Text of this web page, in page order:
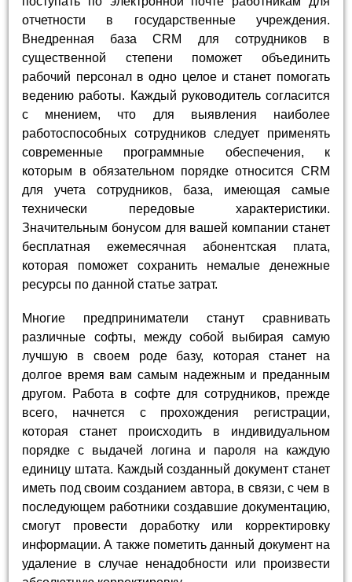
отчетности в государственные учреждения.
Внедренная база CRM для сотрудников в
существенной степени поможет объединить
рабочий персонал в одно целое и станет помогать
ведению работы. Каждый руководитель согласится
с мнением, что для выявления наиболее
работоспособных сотрудников следует применять
современные программные обеспечения, к
которым в обязательном порядке относится CRM
для учета сотрудников, база, имеющая самые
технически передовые характеристики.
Значительным бонусом для вашей компании станет
бесплатная ежемесячная абонентская плата,
которая поможет сохранить немалые денежные
ресурсы по данной статье затрат.
Многие предприниматели станут сравнивать
различные софты, между собой выбирая самую
лучшую в своем роде базу, которая станет на
долгое время вам самым надежным и преданным
другом. Работа в софте для сотрудников, прежде
всего, начнется с прохождения регистрации,
которая станет происходить в индивидуальном
порядке с выдачей логина и пароля на каждую
единицу штата. Каждый созданный документ станет
иметь под своим созданием автора, в связи, с чем в
последующем работники создавшие документацию,
смогут провести доработку или корректировку
информации. А также пометить данный документ на
удаление в случае ненадобности или произвести